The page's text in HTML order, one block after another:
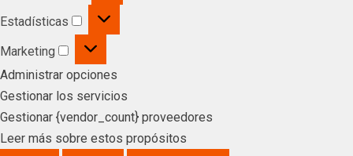
Estadísticas
Marketing
Administrar opciones
Gestionar los servicios
Gestionar {vendor_count} proveedores
Leer más sobre estos propósitos